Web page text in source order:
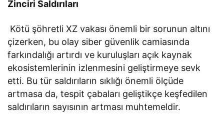
Zinciri Saldırıları
Kötü şöhretli XZ vakası önemli bir sorunun altını
çizerken, bu olay siber güvenlik camiasında
farkındalığı artırdı ve kuruluşları açık kaynak
ekosistemlerinin izlenmesini geliştirmeye sevk
etti. Bu tür saldırıların sıklığı önemli ölçüde
artmasa da, tespit çabaları geliştikçe keşfedilen
saldırıların sayısının artması muhtemeldir.